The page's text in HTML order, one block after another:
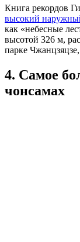
Книга рекордов
высокий
как «небесные
высотой 326 м,
парке
4. Самое
чонсамах